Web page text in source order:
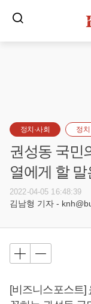
정치·사회 정치
권성동 국민
열에게 할
2022-04-05 16:48:39
김남형 기자 -
[비즈니스포스트]